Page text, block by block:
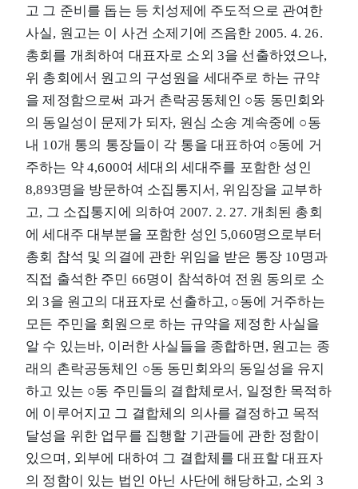
고 그 준비를 돕는 등 치성제에 주도적으로 관여한
사실, 원고는 이 사건 소제기에 즈음한 2005. 4. 26.
총회를 개최하여 대표자로 소외 3을 선출하였으나,
위 총회에서 원고의 구성원을 세대주로 하는 규약
을 제정함으로써 과거 촌락공동체인 ○동 동민회와
의 동일성이 문제가 되자, 원심 소송 계속중에 ○동
내 10개 통의 통장들이 각 통을 대표하여 ○동에 거
주하는 약 4,600여 세대의 세대주를 포함한 성인
8,893명을 방문하여 소집통지서, 위임장을 교부하
고, 그 소집통지에 의하여 2007. 2. 27. 개최된 총회
에 세대주 대부분을 포함한 성인 5,060명으로부터
총회 참석 및 의결에 관한 위임을 받은 통장 10명과
직접 출석한 주민 66명이 참석하여 전원 동의로 소
외 3을 원고의 대표자로 선출하고, ○동에 거주하는
모든 주민을 회원으로 하는 규약을 제정한 사실을
알 수 있는바, 이러한 사실들을 종합하면, 원고는 종
래의 촌락공동체인 ○동 동민회와의 동일성을 유지
하고 있는 ○동 주민들의 결합체로서, 일정한 목적하
에 이루어지고 그 결합체의 의사를 결정하고 목적
달성을 위한 업무를 집행할 기관들에 관한 정함이
있으며, 외부에 대하여 그 결합체를 대표할 대표자
의 정함이 있는 법인 아닌 사단에 해당하고, 소외 3